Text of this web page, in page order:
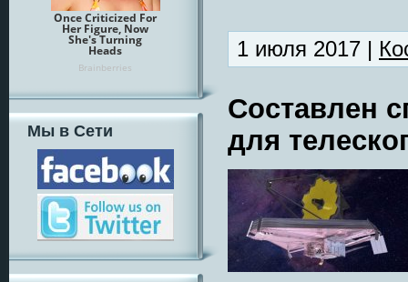
Мы в Сети
1 июля 2017 |
Составлен
для